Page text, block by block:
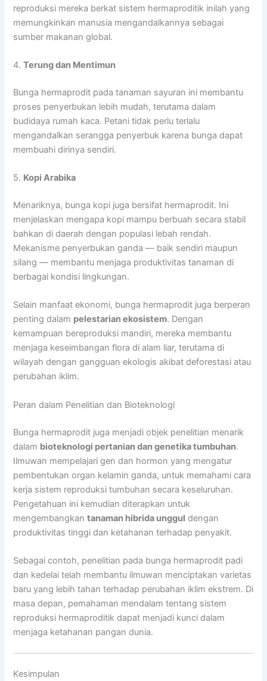
reproduksi mereka berkat sistem hermaproditik inilah yang
memungkinkan manusia mengandalkannya sebagai
sumber makanan global.
4.Terung dan Mentimun
Bunga hermaprodit pada tanaman sayuran ini membantu
proses penyerbukan lebih mudah, terutama dalam
budidaya rumah kaca. Petani tidak perlu terlalu
mengandalkan serangga penyerbuk karena bunga dapat
membuahi dirinya sendiri.
5. Kopi Arabika
Menariknya, bunga kopi juga bersifat hermaprodit. Ini
menjelaskan mengapa kopi mampu berbuah secara stabil
bahkan di daerah dengan populasi lebah rendah.
Mekanisme penyerbukan ganda — baik sendiri maupun
silang — membantu menjaga produktivitas tanaman di
berbagai kondisi lingkungan.
Selain manfaat ekonomi, bunga hermaprodit juga berperan
penting dalam pelestarian ekosistem. Dengan
kemampuan bereproduksi mandiri, mereka membantu
menjaga keseimbangan flora di alam liar, terutama di
wilayah dengan gangguan ekologis akibat deforestasi atau
perubahan iklim.
Peran dalam Penelitian dan Bioteknologi
Bunga hermaprodit juga menjadi objek penelitian menarik
dalam bioteknologi pertanian dan genetika tumbuhan.
Ilmuwan mempelajari gen dan hormon yang mengatur
pembentukan organ kelamin ganda, untuk memahami cara
kerja sistem reproduksi tumbuhan secara keseluruhan.
Pengetahuan ini kemudian diterapkan untuk
mengembangkantanaman hibrida unggul dengan
produktivitas tinggi dan ketahanan terhadap penyakit.
Sebagai contoh, penelitian pada bunga hermaprodit padi
dan kedelai telah membantu ilmuwan menciptakan varietas
baru yang lebih tahan terhadap perubahan iklim ekstrem. Di
masa depan, pemahaman mendalam tentang sistem
reproduksi hermaproditik dapat menjadi kunci dalam
menjaga ketahanan pangan dunia.
Kesimpulan